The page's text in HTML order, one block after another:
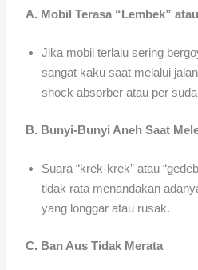
A. Mobil Terasa “Lembek”
Jika mobil terlalu sering
sangat kaku saat melalui
shock absorber atau per
B. Bunyi-Bunyi Aneh Saat
Suara “krek-krek” atau
tidak rata menandakan
yang longgar atau rusak.
C. Ban Aus Tidak Merata